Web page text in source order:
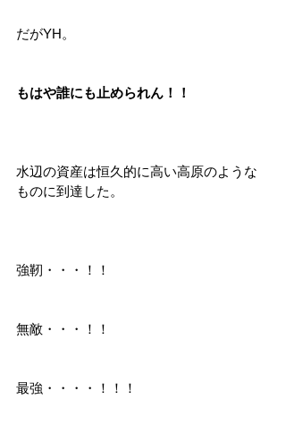
だがYH。
もはや誰にも止められん！！
水辺の資産は恒久的に高い高原のような
ものに到達した。
強靭・・・！！
無敵・・・！！
最強・・・・！！！